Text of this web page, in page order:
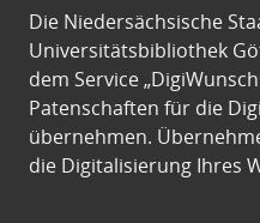
Die Niedersächsische
Universitätsbibliothek
dem Service
Patenschaften für die
übernehmen.
die Digitalisierung Ihres